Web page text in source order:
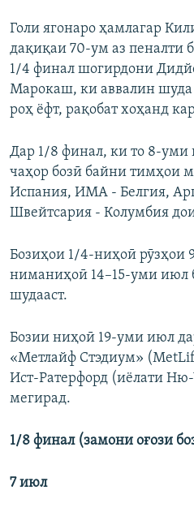
Голи ягонаро ҳамлагар
дақиқаи 70-ум аз пеналти
1/4 финал шогирдони
Марокаш, ки аввалин шуда
роҳ ёфт, рақобат хоҳанд
Дар 1/8 финал, ки то 8-уми
чаҳор бозӣ байни тимҳои
Испания, ИМА - Белгия,
Швейтсария - Колумбия
Бозиҳои 1/4-ниҳоӣ рӯзҳои
ниманиҳоӣ 14–15-уми июл
шудааст.
Бозии ниҳоӣ 19-уми июл
«Метлайф Стэдиум»
Ист-Ратерфорд (иёлати
мегирад.
1/8 финал (замони оғози
7 июл